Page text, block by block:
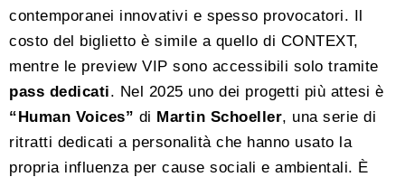
contemporanei innovativi e spesso provocatori. Il
costo del biglietto è simile a quello di CONTEXT,
mentre le preview VIP sono accessibili solo tramite
pass dedicati. Nel 2025 uno dei progetti più attesi è
“Human Voices” di Martin Schoeller, una serie di
ritratti dedicati a personalità che hanno usato la
propria influenza per cause sociali e ambientali. È